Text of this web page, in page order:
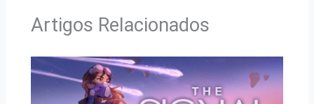
Artigos Relacionados